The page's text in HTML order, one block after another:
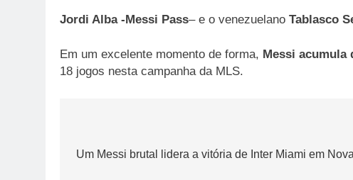
Jordi Alba -Messi Pass– e o venezuelano Tablasco
Em um excelente momento de forma, Messi acumula
18 jogos nesta campanha da MLS.
navigation
Um Messi brutal lidera a vitória de Inter Miami em